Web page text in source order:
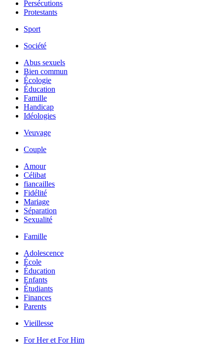
Persécutions
Protestants
Sport
Société
Abus sexuels
Bien commun
Écologie
Éducation
Famille
Handicap
Idéologies
Veuvage
Couple
Amour
Célibat
fiancailles
Fidélité
Mariage
Séparation
Sexualité
Famille
Adolescence
École
Éducation
Enfants
Étudiants
Finances
Parents
Vieillesse
For Her et For Him